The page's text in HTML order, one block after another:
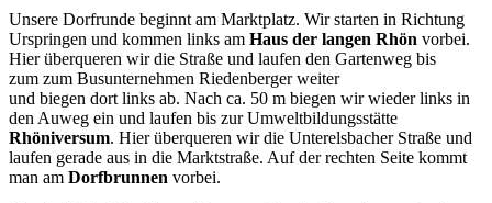
Unsere Dorfrunde beginnt am Marktplatz. Wir starten in Richtung
Urspringen und kommen links am Haus der langen Rhön vorbei.
Hier überqueren wir die Straße und laufen den Gartenweg bis
zum zum Busunternehmen Riedenberger weiter
und biegen dort links ab. Nach ca. 50 m biegen wir wieder links in
den Auweg ein und laufen bis zur Umweltbildungsstätte
Rhöniversum. Hier überqueren wir die Unterelsbacher Straße und
laufen gerade aus in die Marktstraße. Auf der rechten Seite kommt
man am Dorfbrunnen vorbei.